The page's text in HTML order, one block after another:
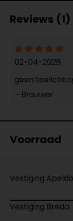
Reviews (1)
02-04-2026
geen
- Brouwer
Voorraad
Vestiging
Vestiging Breda